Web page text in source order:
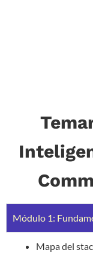
Módulo 1:
Mapa del